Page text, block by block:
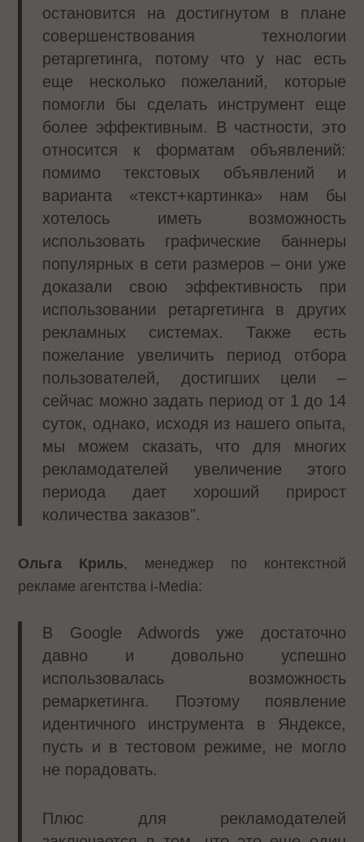
остановится на достигнутом в плане
совершенствования технологии
ретаргетинга, потому что у нас есть
еще несколько пожеланий, которые
помогли бы сделать инструмент еще
более эффективным. В частности, это
относится к форматам объявлений:
помимо текстовых объявлений и
варианта «текст+картинка» нам бы
хотелось иметь возможность
использовать графические баннеры
популярных в сети размеров – они уже
доказали свою эффективность при
использовании ретаргетинга в других
рекламных системах. Также есть
пожелание увеличить период отбора
пользователей, достигших цели –
сейчас можно задать период от 1 до 14
суток, однако, исходя из нашего опыта,
мы можем сказать, что для многих
рекламодателей увеличение этого
периода дает хороший прирост
количества заказов".
Ольга Криль, менеджер по контекстной
рекламе агентства i-Media:
В Google Adwords уже достаточно
давно и довольно успешно
использовалась возможность
ремаркетинга. Поэтому появление
идентичного инструмента в Яндексе,
пусть и в тестовом режиме, не могло
не порадовать.
Плюс для рекламодателей